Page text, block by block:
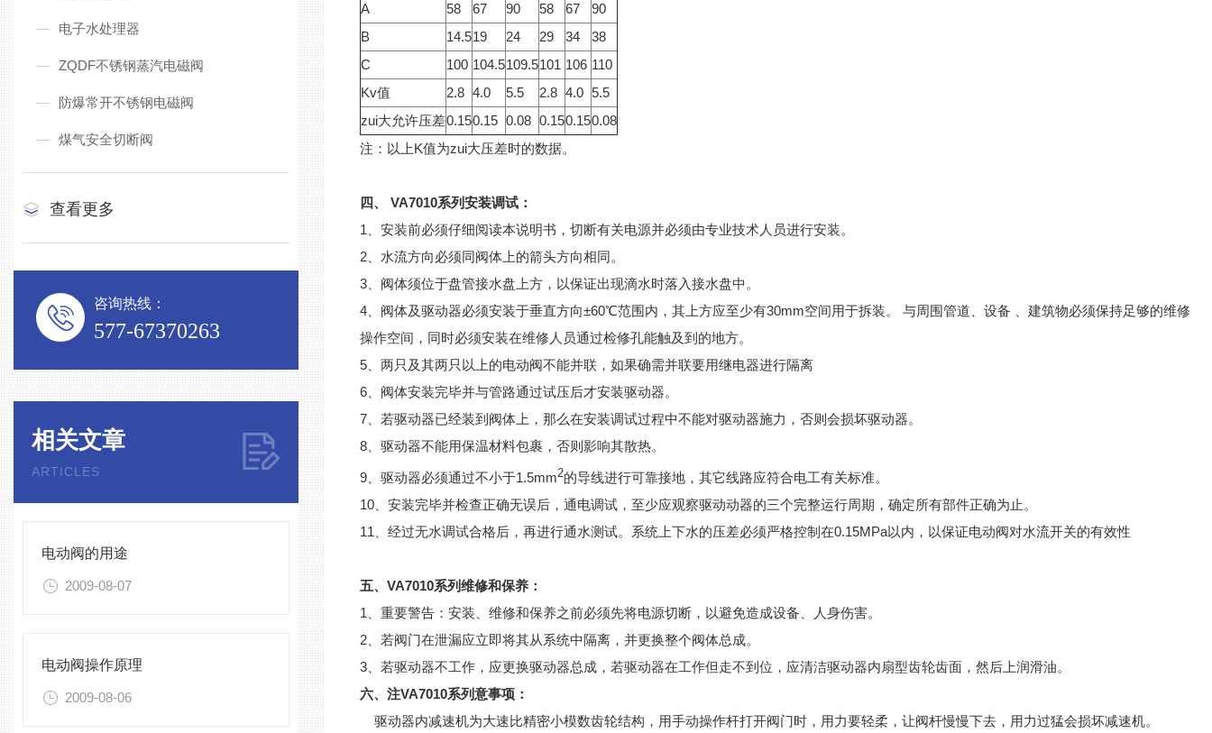
电子水处理器
ZQDF不锈钢蒸汽电磁阀
防爆常开不锈钢电磁阀
煤气安全切断阀
查看更多
咨询热线：
577-67370263
相关文章
ARTICLES
电动阀的用途
2009-08-07
电动阀操作原理
2009-08-06
A
58 67 90 58 67
90
B
14.519 24 29 34
38
C
100 104.5109.5101 106 110
Kv值
2.8 4.0 5.5 2.8 4.0 5.5
zui大允许压差0.150.15 0.08 0.150.150.08
注：以上K值为zui大压差时的数据。
四、 VA7010系列安装调试：
1、安装前必须仔细阅读本说明书，切断有关电源并必须由专业技术人员进行安装。
2、水流方向必须同阀体上的箭头方向相同。
3、阀体须位于盘管接水盘上方，以保证出现滴水时落入接水盘中。
4、阀体及驱动器必须安装于垂直方向±60℃范围内，其上方应至少有30mm空间用于拆装。 与周围管道、设备 、建筑物必须保持足够的维修
操作空间，同时必须安装在维修人员通过检修孔能触及到的地方。
5、两只及其两只以上的电动阀不能并联，如果确需并联要用继电器进行隔离
6、阀体安装完毕并与管路通过试压后才安装驱动器。
7、若驱动器已经装到阀体上，那么在安装调试过程中不能对驱动器施力，否则会损坏驱动器。
8、驱动器不能用保温材料包裹，否则影响其散热。
9、驱动器必须通过不小于1.5mm2的导线进行可靠接地，其它线路应符合电工有关标准。
10、安装完毕并检查正确无误后，通电调试，至少应观察驱动动器的三个完整运行周期，确定所有部件正确为止。
11、经过无水调试合格后，再进行通水测试。系统上下水的压差必须严格控制在0.15MPa以内，以保证电动阀对水流开关的有效性
五、VA7010系列维修和保养：
1、重要警告：安装、维修和保养之前必须先将电源切断，以避免造成设备、人身伤害。
2、若阀门在泄漏应立即将其从系统中隔离，并更换整个阀体总成。
3、若驱动器不工作，应更换驱动器总成，若驱动器在工作但走不到位，应清洁驱动器内扇型齿轮齿面，然后上润滑油。
六、注VA7010系列意事项：
驱动器内减速机为大速比精密小模数齿轮结构，用手动操作杆打开阀门时，用力要轻柔，让阀杆慢慢下去，用力过猛会损坏减速机。